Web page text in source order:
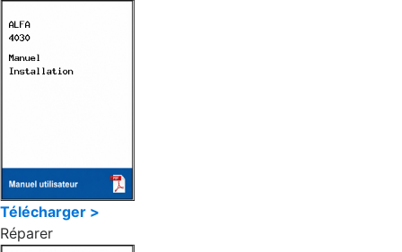
Télécharger >
Réparer